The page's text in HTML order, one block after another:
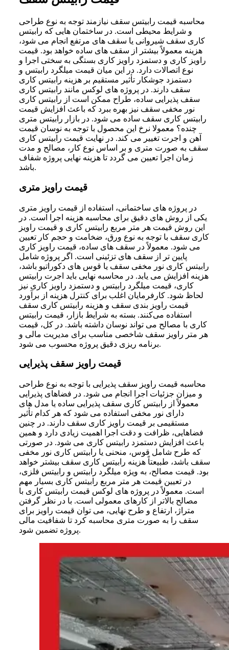
محاسبه قیمت رابیتس سقف نیازمند توجه به نوع طراحی
و شرایط محیطی است. در ساختمان‌ هایی که رابیتس
کاری سقف شیروانی یا سقف‌ های مرتفع انجام می‌ شود،
هزینه معمولاً بیشتر از سقف‌ های ساده خواهد بود. قیمت
راویز کاری و دستمزد راویز کاری بستگی به سختی اجرا و
نوع اتصالات دارد. در این میان قیمت میلگرد رابیتس و
دستمزد جوشکار تأثیر مستقیم بر هزینه رابیتس کاری
سقف دارند. در پروژه‌ های لوکس مانند رابیتس کاری
سقف پذیرایی ساده، طراح ممکن است از رابیتس کاری
نور مخفی سقف نیز بهره ببرد که باعث افزایش قیمت
رابیتس کاری سقف ساده می‌ شود. در بازار رابیتس متری
چنده؟ معمولا نرخ این محصول با توجه به نوسان قیمت
آهن و اجرت تغییر می‌ کند. در نهایت قیمت رابیتس کاری
سقف به‌ صورت متری و بر اساس نوع کار، مصالح و مدت
زمان اجرا تعیین می‌ گردد تا هزینه نهایی پروژه شفاف
باشد.
قیمت راویز متری
در پروژه‌ های ساختمانی، استفاده از قیمت راویز متری
یکی از روش‌ های دقیق برای محاسبه هزینه اجرا است. در
این روش قیمت هر متر مربع رابیتس کاری و قیمت راویز
کاری سقف با توجه به نوع ورق، ضخامت و حجم کار تعیین
می‌ شود. معمولاً در سقف‌ های ساده، قیمت راویز کاری
پایین‌ تر از سقف‌ های تزئینی است. اگر پروژه شامل
رابیتس کاری نور مخفی سقف یا قوس‌ های دکوراتیو باشد،
هزینه افزایش می‌ یابد. در محاسبه نهایی باید اجرت رابیتس
کاری، قیمت میلگرد رابیتس و دستمزد راویز کاری نیز
لحاظ شود. کارفرمایان اغلب برای کنترل هزینه از برآورد
قیمت راویز بندی سقف و هزینه رابیتس کاری سقف
استفاده می‌کنند. بسته به شرایط بازار، قیمت رابیتس
کاری با مصالح می‌ تواند نوسان داشته باشد. در کل، قیمت
هر متر راویز سقف شاخصی مناسب برای مدیریت مالی و
برنامه‌ ریزی دقیق پروژه محسوب می‌ شود.
قیمت راویز سقف پذیرایی
محاسبه قیمت راویز سقف پذیرایی با توجه به نوع طراحی
و میزان جزئیات اجرا انجام می‌ شود. در فضاهای پذیرایی
معمولاً از رابیتس کاری سقف پذیرایی ساده یا مدل‌ های
دارای نور مخفی استفاده می‌ شود که هر کدام تأثیر
مستقیمی بر قیمت راویز کاری سقف دارند. در چنین
فضاهایی، ظرافت و دقت اجرا اهمیت زیادی دارد و همین
باعث افزایش دستمزد رابیتس کاری می‌ شود. در صورتی
که طرح شامل قوس، منحنی یا رابیتس کاری نور مخفی
سقف باشد، طبیعتاً هزینه رابیتس کاری سقف بیشتر خواهد
بود. قیمت مصالح، به‌ ویژه میلگرد رابیتس و رابیتس فلزی،
در تعیین قیمت هر متر مربع رابیتس کاری بسیار مهم
است. معمولاً در پروژه‌ های لوکس قیمت رابیتس کاری با
مصالح بالاتر از کارهای معمولی است. با در نظر گرفتن
متراژ، ارتفاع و طرح نهایی، می‌ توان قیمت راویز برای
سقف را به‌ صورت متری محاسبه کرد تا شفافیت مالی
پروژه تضمین شود.